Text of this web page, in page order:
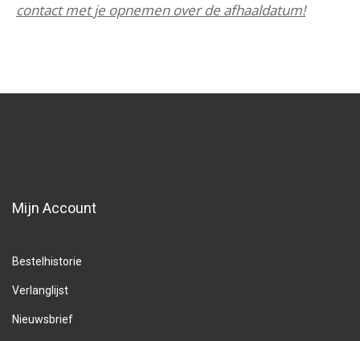
contact met je opnemen over de afhaaldatum!
Mijn Account
Bestelhistorie
Verlanglijst
Nieuwsbrief